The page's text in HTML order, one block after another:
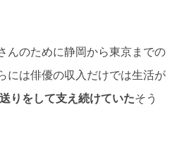
んのために静岡から東京までの
には俳優の収入だけでは生活が
りをして支え続けていたそう